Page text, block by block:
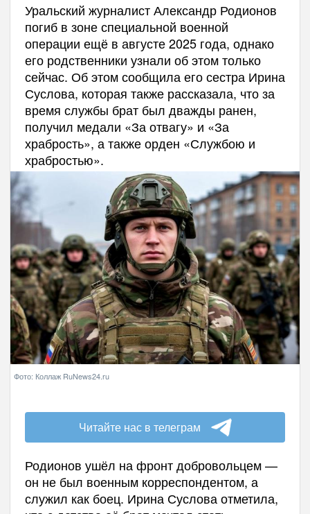
Уральский журналист Александр Родионов
погиб в зоне специальной военной
операции ещё в августе 2025 года, однако
его родственники узнали об этом только
сейчас. Об этом сообщила его сестра Ирина
Суслова, которая также рассказала, что за
время службы брат был дважды ранен,
получил медали «За отвагу» и «За
храбрость», а также орден «Службою и
храбростью».
Фото: Коллаж RuNews24.ru
Читайте нас в телеграм
Родионов ушёл на фронт добровольцем —
он не был военным корреспондентом, а
служил как боец. Ирина Суслова отметила,